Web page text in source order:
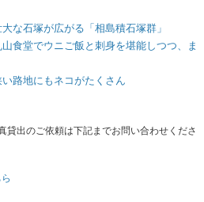
な石塚が広がる「相島積石塚群」
食堂でウニご飯と刺身を堪能しつつ、ま
路地にもネコがたくさん
貸出のご依頼は下記までお問い合わせくださ